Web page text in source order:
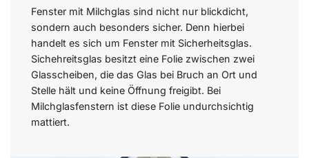
Fenster mit Milchglas sind nicht nur blickdicht,
sondern auch besonders sicher. Denn hierbei
handelt es sich um Fenster mit Sicherheitsglas.
Sichehreitsglas besitzt eine Folie zwischen zwei
Glasscheiben, die das Glas bei Bruch an Ort und
Stelle hält und keine Öffnung freigibt. Bei
Milchglasfenstern ist diese Folie undurchsichtig
mattiert.